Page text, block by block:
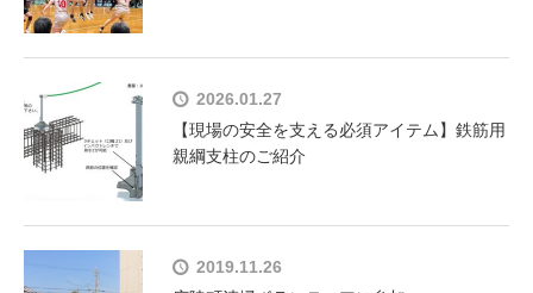
2026.01.27
【現場の安全を支える必須アイテム】鉄筋用
親綱支柱のご紹介
2019.11.26